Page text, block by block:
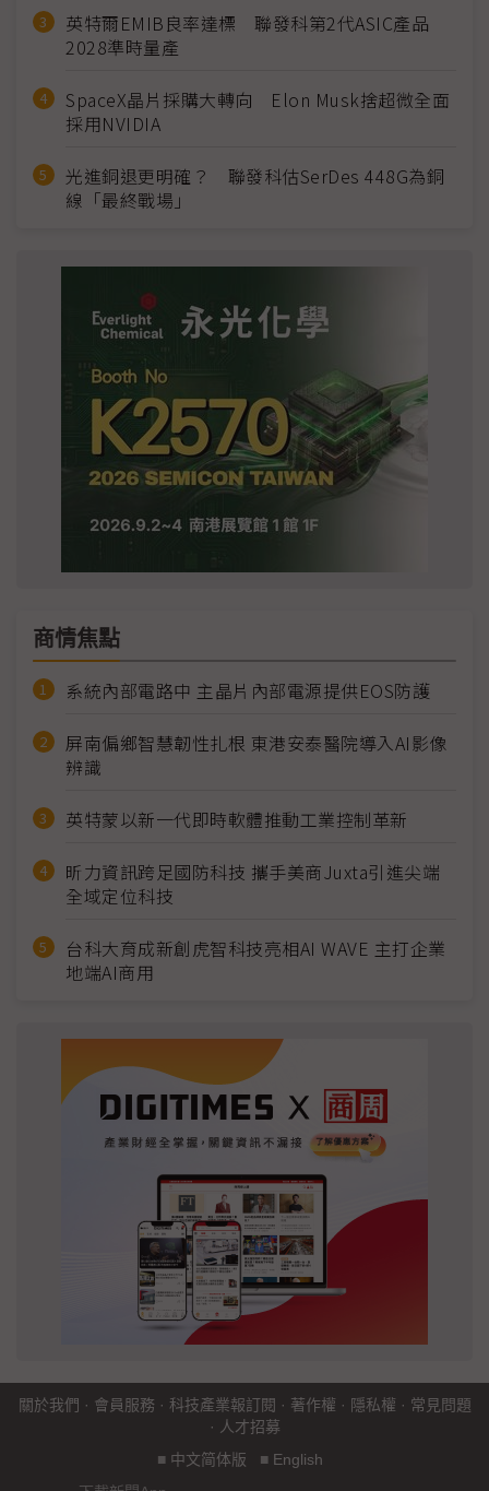
英特爾EMIB良率達標 聯發科第2代ASIC產品
2028準時量產
SpaceX晶片採購大轉向 Elon Musk捨超微全面
採用NVIDIA
光進銅退更明確？ 聯發科估SerDes 448G為銅
線「最終戰場」
商情焦點
系統內部電路中 主晶片內部電源提供EOS防護
屏南偏鄉智慧韌性扎根 東港安泰醫院導入AI影像
辨識
英特蒙以新一代即時軟體推動工業控制革新
昕力資訊跨足國防科技 攜手美商Juxta引進尖端
全域定位科技
台科大育成新創虎智科技亮相AI WAVE 主打企業
地端AI商用
關於我們 · 會員服務 · 科技產業報訂閱 · 著作權 · 隱私權 · 常見問題
· 人才招募
■ 中文简体版 ■ English